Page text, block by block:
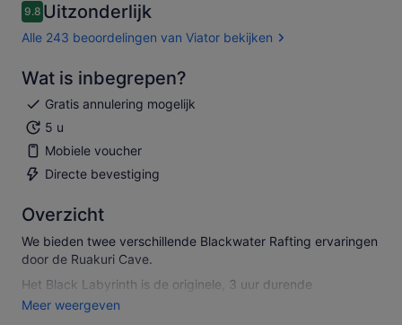
9.89.8 van 10
Uitzonderlijk
Alle 243 beoordelingen van Viator bekijken
Wat is inbegrepen?
Gratis annulering mogelijk
5 u
Mobiele voucher
Directe bevestiging
Overzicht
We bieden twee verschillende Blackwater Rafting ervaringen
door de Ruakuri Cave.
Het Black Labyrinth is de originele, 3 uur durende
Blackwater Rafting tour. Je springt van twee kleine
Meer weergeven